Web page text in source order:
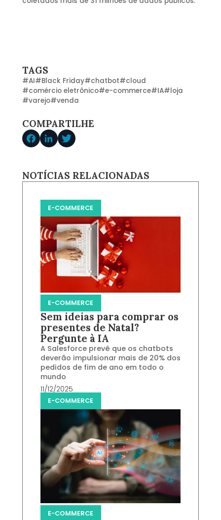
TAGS
#AI#Black Friday#chatbot#cloud
#comércio eletrônico#e-commerce#IA#loja
#varejo#venda
COMPARTILHE
NOTÍCIAS RELACIONADAS
E-COMMERCE
E-COMMERCE
Sem ideias para comprar os
presentes de Natal?
Pergunte à IA
A Salesforce prevê que os chatbots
deverão impulsionar mais de 20% dos
pedidos de fim de ano em todo o
mundo
11/12/2025
E-COMMERCE
E-COMMERCE